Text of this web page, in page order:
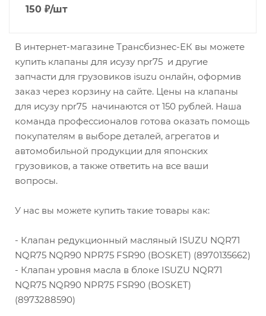
150 ₽/шт
В интернет-магазине Трансбизнес-ЕК вы можете
купить клапаны для исузу npr75 и другие
запчасти для грузовиков isuzu онлайн, оформив
заказ через корзину на сайте. Цены на клапаны
для исузу npr75 начинаются от 150 рублей. Наша
команда профессионалов готова оказать помощь
покупателям в выборе деталей, агрегатов и
автомобильной продукции для японских
грузовиков, а также ответить на все ваши
вопросы.
У нас вы можете купить такие товары как:
- Клапан редукционный масляный ISUZU NQR71
NQR75 NQR90 NPR75 FSR90 (BOSKET) (8970135662)
- Клапан уровня масла в блоке ISUZU NQR71
NQR75 NQR90 NPR75 FSR90 (BOSKET)
(8973288590)